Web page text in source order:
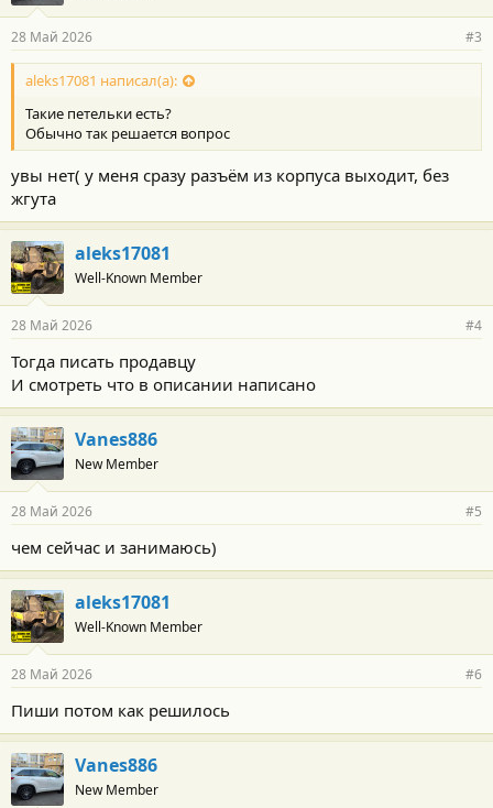
28 Май 2026 #3
aleks17081 написал(а):
Такие петельки есть?
Обычно так решается вопрос
увы нет( у меня сразу разъём из корпуса выходит, без
жгута
aleks17081
Well-Known Member
28 Май 2026 #4
Тогда писать продавцу
И смотреть что в описании написано
Vanes886
New Member
28 Май 2026 #5
чем сейчас и занимаюсь)
aleks17081
Well-Known Member
28 Май 2026 #6
Пиши потом как решилось
Vanes886
New Member